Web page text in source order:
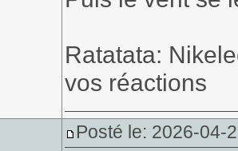
Ratatata:
vos réactions
Posté le: 2026-04-